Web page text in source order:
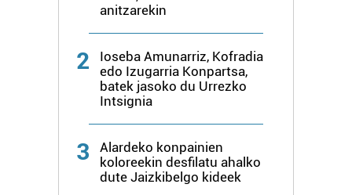
anitzarekin
2
Ioseba Amunarriz, Kofradia
edo Izugarria Konpartsa,
batek jasoko du Urrezko
Intsignia
3
Alardeko konpainien
koloreekin desfilatu ahalko
dute Jaizkibelgo kideek